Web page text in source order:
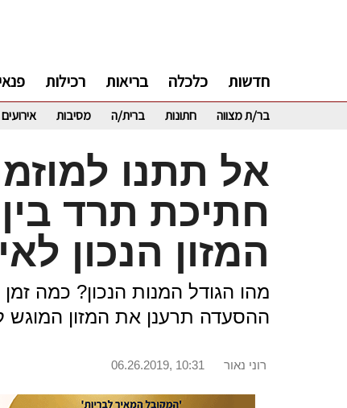
חדשות כלכלה בריאות רכילות
בר/ת מצווה חתונות ברית/ה מסיבות
אל תתנו
חתיכת תרד
המזון הנכון
מהו הגודל המנות הנכון? כמה
ההסעדה תרענן את המזון המוגש
06.26.2019, 10:31 רוני נאור